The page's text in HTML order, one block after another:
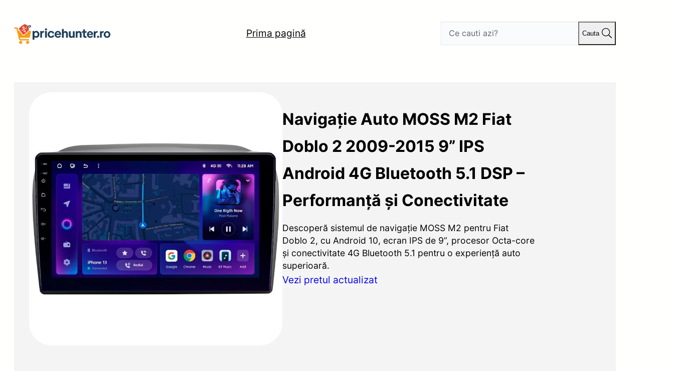
conținut
Prima pagină Cauta
Navigație Auto MOSS M2 Fiat
Doblo 2 2009-2015 9” IPS
Android 4G Bluetooth 5.1 DSP –
Performanță și Conectivitate
Descoperă sistemul de navigație MOSS M2 pentru Fiat
Doblo 2, cu Android 10, ecran IPS de 9”, procesor Octa-core
și conectivitate 4G Bluetooth 5.1 pentru o experiență auto
superioară.
Vezi pretul actualizat